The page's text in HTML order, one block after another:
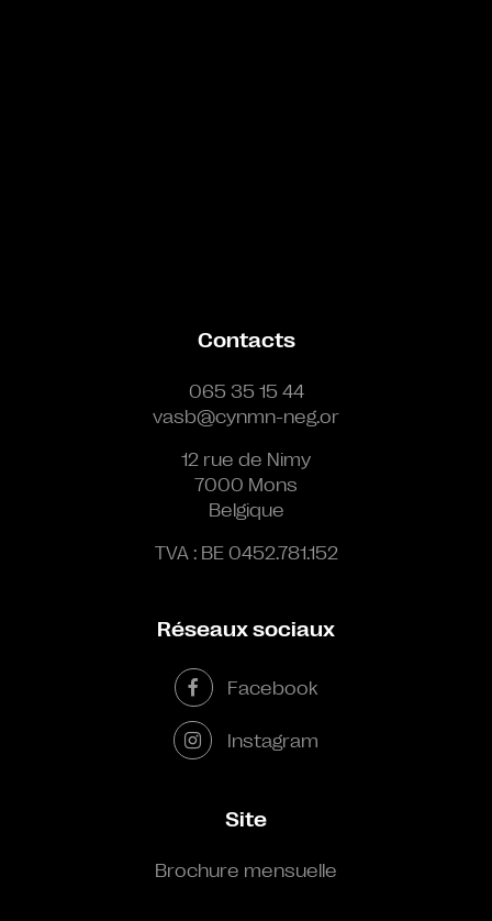
Contacts
065 35 15 44
vasb@cynmn-neg.or
12 rue de Nimy
7000 Mons
Belgique
TVA : BE 0452.781.152
Réseaux sociaux
Facebook
Instagram
Site
Brochure mensuelle